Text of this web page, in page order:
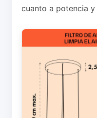
cuanto a potencia y